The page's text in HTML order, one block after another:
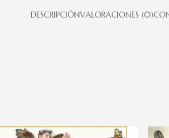
DESCRIPCIÓNVALORACIONES (0)